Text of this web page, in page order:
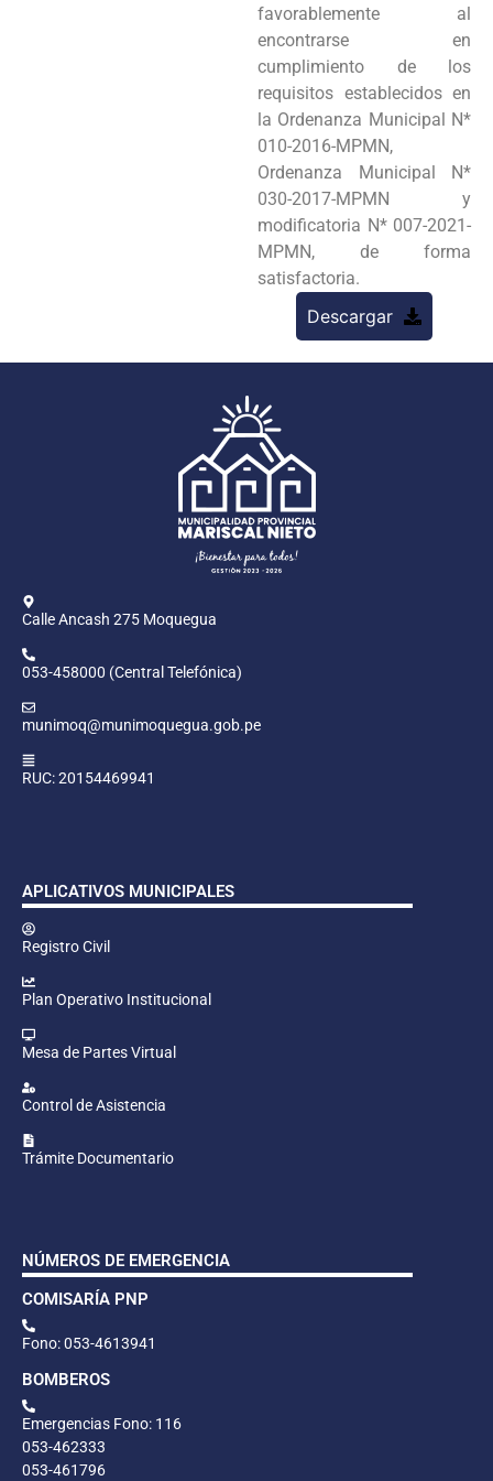
favorablemente al
encontrarse en
cumplimiento de los
requisitos establecidos en
la Ordenanza Municipal N*
010-2016-MPMN,
Ordenanza Municipal N*
030-2017-MPMN y
modificatoria N* 007-2021-
MPMN, de forma
satisfactoria.
Descargar
Calle Ancash 275 Moquegua
053-458000 (Central Telefónica)
munimoq@munimoquegua.gob.pe
RUC: 20154469941
APLICATIVOS MUNICIPALES
Registro Civil
Plan Operativo Institucional
Mesa de Partes Virtual
Control de Asistencia
Trámite Documentario
NÚMEROS DE EMERGENCIA
COMISARÍA PNP
Fono: 053-4613941
BOMBEROS
Emergencias Fono: 116
053-462333
053-461796